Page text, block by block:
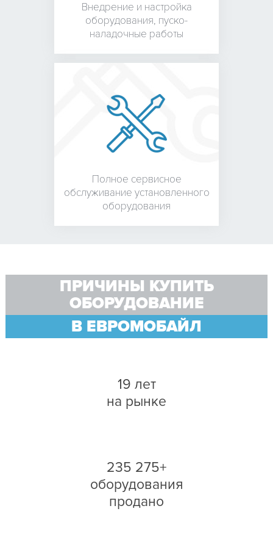
Внедрение и настройка
оборудования, пуско-
наладочные работы
Полное сервисное
обслуживание установленного
оборудования
ПРИЧИНЫ КУПИТЬ
ОБОРУДОВАНИЕ
В ЕВРОМОБАЙЛ
19 лет
на рынке
235 275+
оборудования
продано